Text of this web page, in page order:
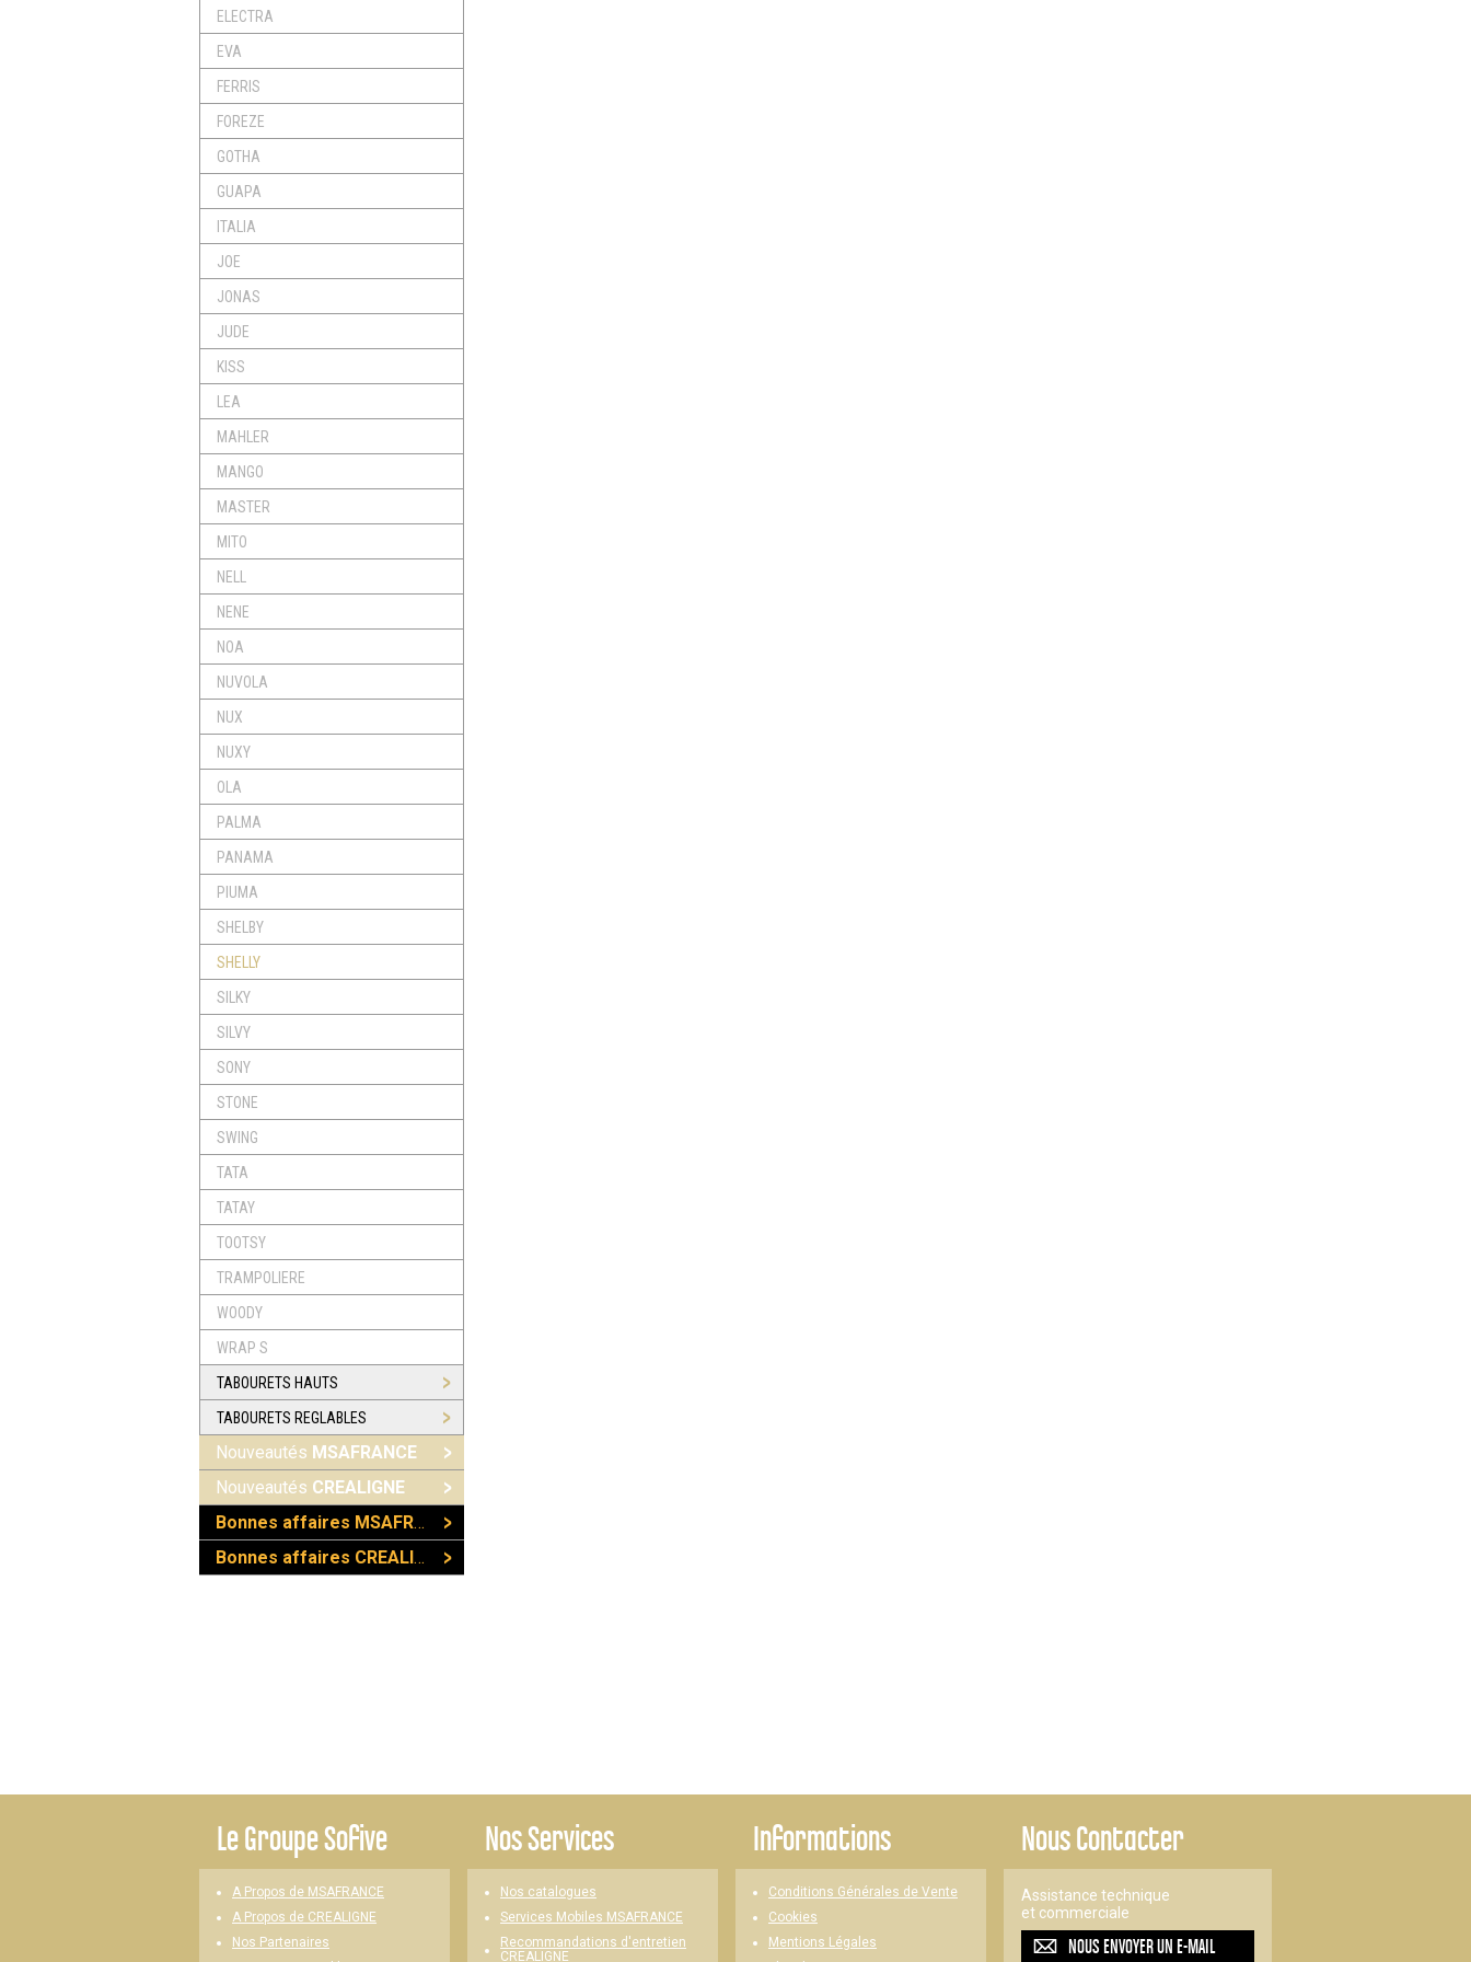
ELECTRA
EVA
FERRIS
FOREZE
GOTHA
GUAPA
ITALIA
JOE
JONAS
JUDE
KISS
LEA
MAHLER
MANGO
MASTER
MITO
NELL
NENE
NOA
NUVOLA
NUX
NUXY
OLA
PALMA
PANAMA
PIUMA
SHELBY
SHELLY
SILKY
SILVY
SONY
STONE
SWING
TATA
TATAY
TOOTSY
TRAMPOLIERE
WOODY
WRAP S
TABOURETS HAUTS
TABOURETS REGLABLES
Nouveautés MSAFRANCE
Nouveautés CREALIGNE
Bonnes affaires MSAFRANCE
Bonnes affaires CREALIGNE
LeGroupe Sofive
A Propos de MSAFRANCE
A Propos de CREALIGNE
Nos Partenaires
Nos Services
Nos catalogues
Services Mobiles MSAFRANCE
Recommandations d'entretien
CREALIGNE
Informations
Conditions Générales de Vente
Cookies
Mentions Légales
Nous Contacter
Assistance technique
et commerciale
NOUS ENVOYER UNE-MAIL